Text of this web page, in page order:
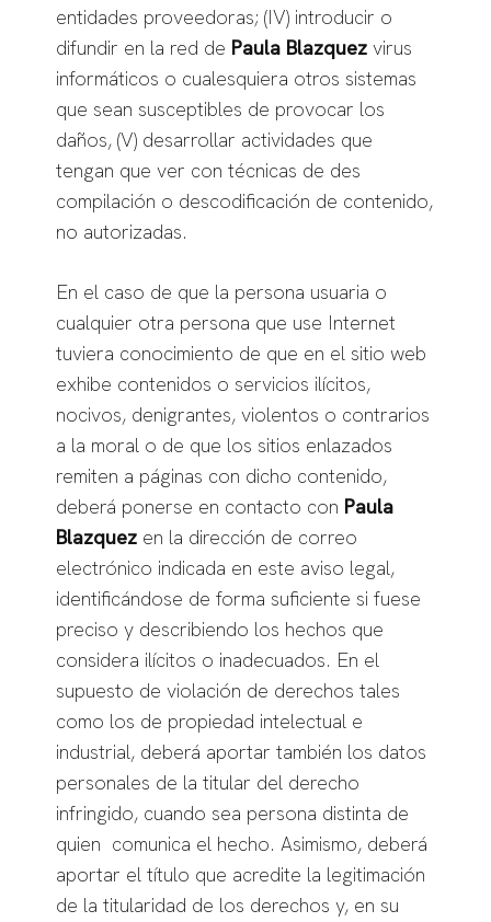
entidades proveedoras; (IV) introducir o
difundir en la red de Paula Blazquezvirus
informáticos o cualesquiera otros sistemas
que sean susceptibles de provocar los
daños, (V) desarrollar actividades que
tengan que ver con técnicas de des
compilación o descodificación de contenido,
no autorizadas.
En el caso de que la persona usuaria o
cualquier otra persona que use Internet
tuviera conocimiento de que en el sitio web
exhibe contenidos o servicios ilícitos,
nocivos, denigrantes, violentos o contrarios
a la moral o de que los sitios enlazados
remiten a páginas con dicho contenido,
deberá ponerse en contacto con Paula
Blazquezen la dirección de correo
electrónico indicada en este aviso legal,
identificándose de forma suficiente si fuese
preciso y describiendo los hechos que
considera ilícitos o inadecuados. En el
supuesto de violación de derechos tales
como los de propiedad intelectual e
industrial, deberá aportar también los datos
personales de la titular del derecho
infringido, cuando sea persona distinta de
quien comunica el hecho. Asimismo, deberá
aportar el título que acredite la legitimación
de la titularidad de los derechos y, en su